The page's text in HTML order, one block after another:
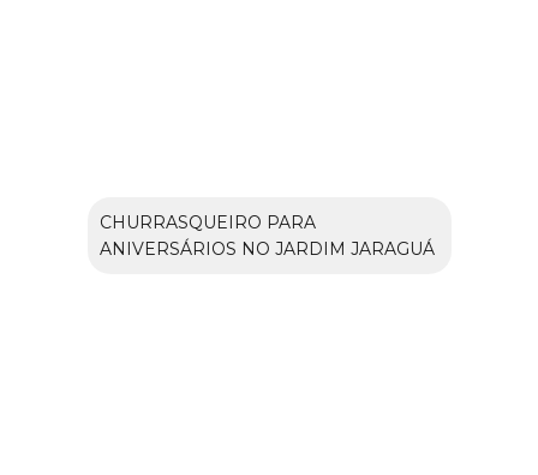
CHURRASQUEIRO PARA
ANIVERSÁRIOS NO JARDIM JARAGUÁ